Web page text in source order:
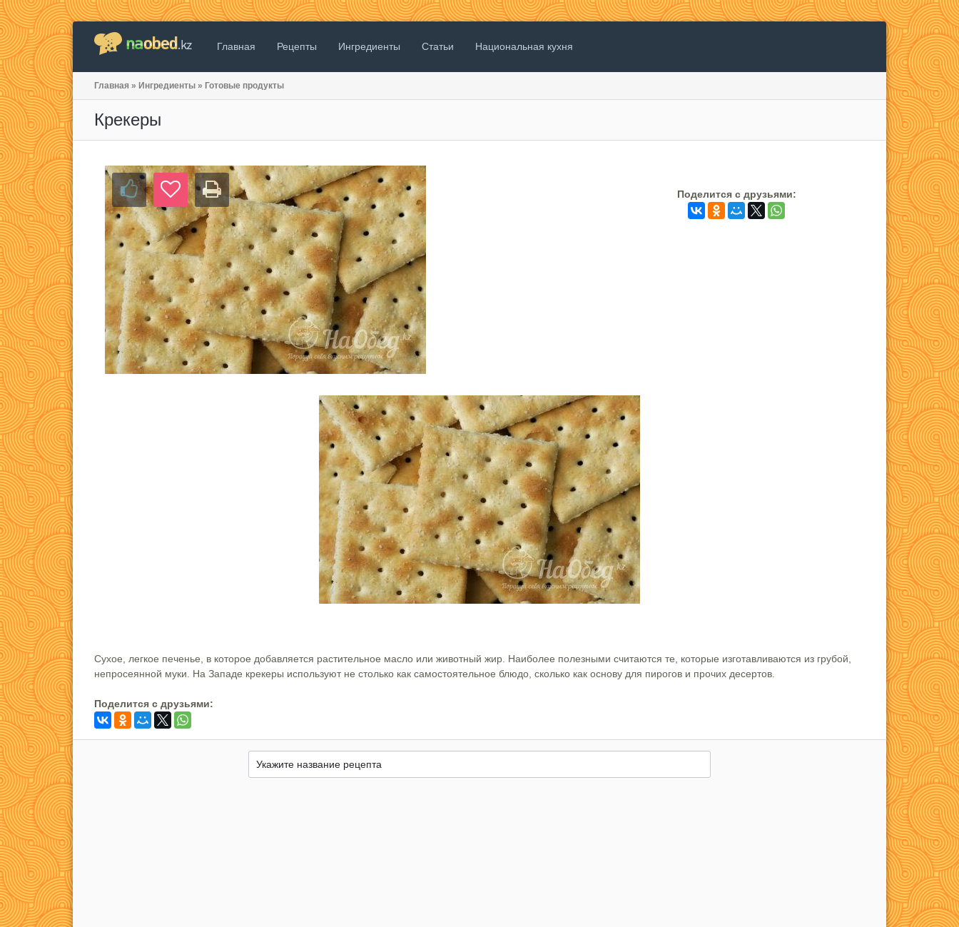
Главная Рецепты Ингредиенты Статьи Национальная кухня
Главная » Ингредиенты » Готовые продукты
Крекеры
Поделится c друзьями:
Сухое, легкое печенье, в которое добавляется растительное масло или животный жир. Наиболее полезными считаются те, которые изготавливаются из грубой,
непросеянной муки. На Западе крекеры используют не столько как самостоятельное блюдо, сколько как основу для пирогов и прочих десертов.
Поделится c друзьями: